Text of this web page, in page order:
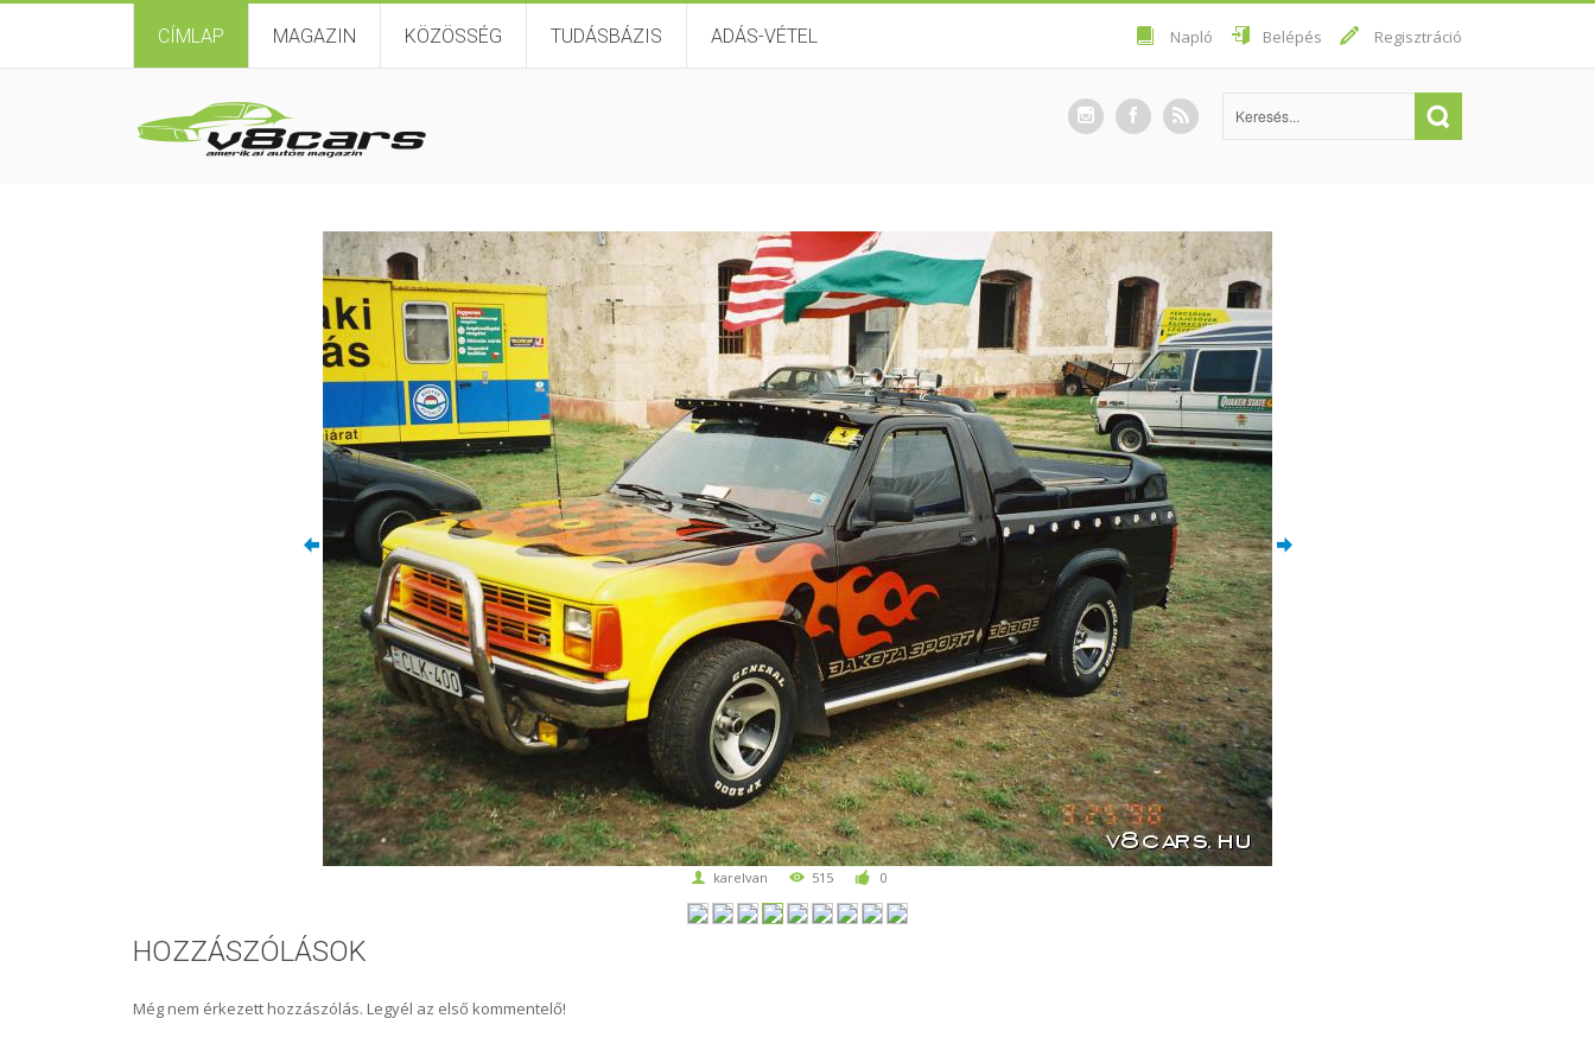
CÍMLAP MAGAZIN KÖZÖSSÉG TUDÁSBÁZIS ADÁS-VÉTEL Napló Belépés Regisztráció
karelvan 515 0
HOZZÁSZÓLÁSOK
Még nem érkezett hozzászólás. Legyél az első kommentelő!